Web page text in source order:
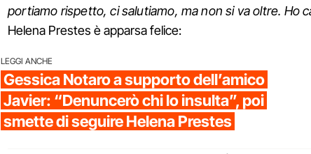
portiamo rispetto, ci salutiamo, ma non si va oltre. Ho
Helena Prestes è apparsa felice:
LEGGI ANCHE
Gessica Notaro a supporto dell’amico
Javier: “Denuncerò chi lo insulta”, poi
smette di seguire Helena Prestes